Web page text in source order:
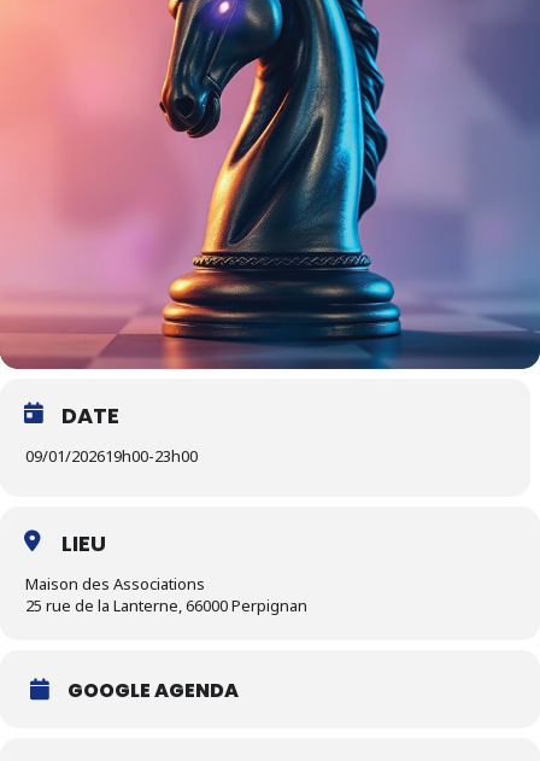
DATE
09/01/202619h00-23h00
LIEU
Maison des Associations
25 rue de la Lanterne, 66000 Perpignan
GOOGLE AGENDA